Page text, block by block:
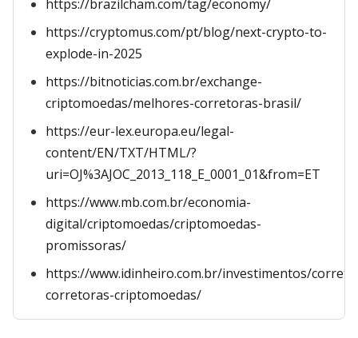
https://brazilcham.com/tag/economy/
https://cryptomus.com/pt/blog/next-crypto-to-
explode-in-2025
https://bitnoticias.com.br/exchange-
criptomoedas/melhores-corretoras-brasil/
https://eur-lex.europa.eu/legal-
content/EN/TXT/HTML/?
uri=OJ%3AJOC_2013_118_E_0001_01&from=ET
https://www.mb.com.br/economia-
digital/criptomoedas/criptomoedas-
promissoras/
https://www.idinheiro.com.br/investimentos/
corretoras-criptomoedas/